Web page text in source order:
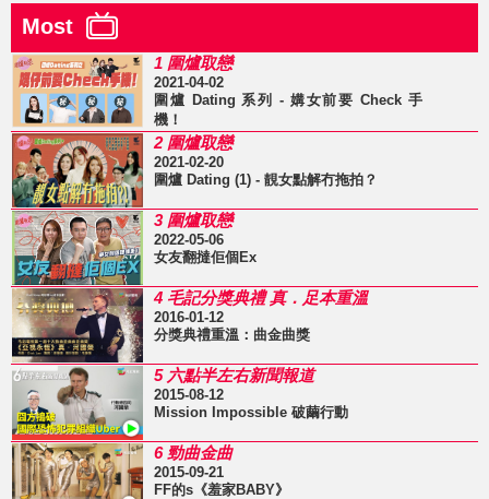
Most
1 圍爐取戀
2021-04-02
圍爐 Dating 系列 - 媾女前要 Check 手
機！
2 圍爐取戀
2021-02-20
圍爐 Dating (1) - 靚女點解冇拖拍？
3 圍爐取戀
2022-05-06
女友翻撻佢個Ex
4 毛記分獎典禮 真．足本重溫
2016-01-12
分獎典禮重溫：曲金曲獎
5 六點半左右新聞報道
2015-08-12
Mission Impossible 破繭行動
6 勁曲金曲
2015-09-21
FF的s《羞家BABY》